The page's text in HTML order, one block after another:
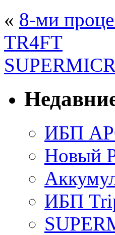
« 8-ми
TR4FT
ИБП
Новый
ИБП